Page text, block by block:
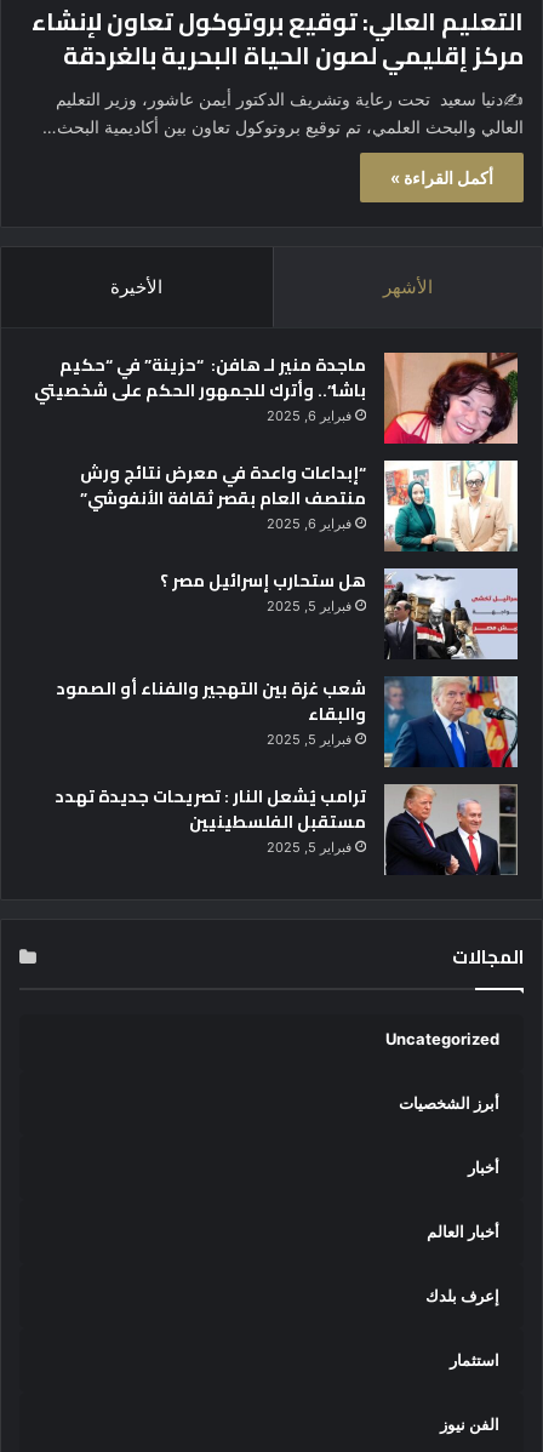
التعليم العالي: توقيع بروتوكول تعاون لإنشاء
مركز إقليمي لصون الحياة البحرية بالغردقة
✍️دنيا سعيد تحت رعاية وتشريف الدكتور أيمن عاشور، وزير التعليم
العالي والبحث العلمي، تم توقيع بروتوكول تعاون بين أكاديمية البحث…
أكمل القراءة »
الأشهر الأخيرة
ماجدة منير لـ هافن: “حزينة” في “حكيم
باشا”.. وأترك للجمهور الحكم على شخصيتي
فبراير 6, 2025
“إبداعات واعدة في معرض نتائج ورش
منتصف العام بقصر ثقافة الأنفوشي”
فبراير 6, 2025
هل ستحارب إسرائيل مصر ؟
فبراير 5, 2025
شعب غزة بين التهجير والفناء أو الصمود
والبقاء
فبراير 5, 2025
ترامب يُشعل النار : تصريحات جديدة تهدد
مستقبل الفلسطينيين
فبراير 5, 2025
المجالات
Uncategorized
أبرز الشخصيات
أخبار
أخبار العالم
إعرف بلدك
استثمار
الفن نيوز